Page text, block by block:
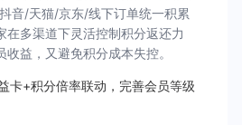
音/天猫/京东/线下订单统一积累
在多渠道下灵活控制积分返还力
益，又避免积分成本失控。
卡+积分倍率联动，完善会员等级